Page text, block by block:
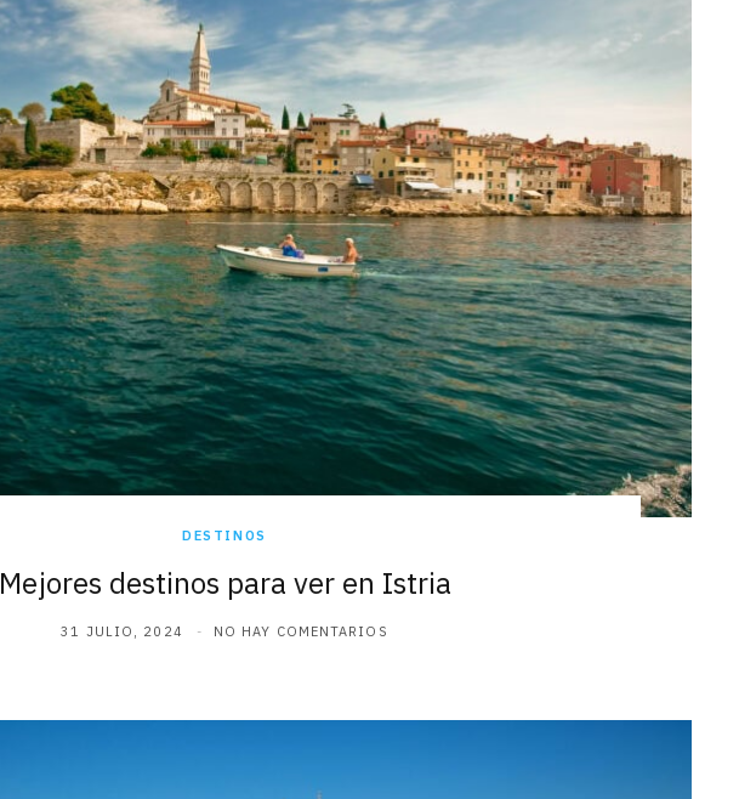
DESTINOS
Mejores destinos para ver en Istria
31 JULIO, 2024 NO HAY COMENTARIOS